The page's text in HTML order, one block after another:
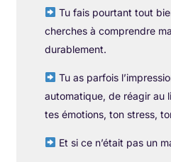
Tu fais pourtant tout
cherches à comprendre
durablement.
Tu as parfois
automatique, de réagir au
tes émotions, ton stress,
Et si ce n’était pas un